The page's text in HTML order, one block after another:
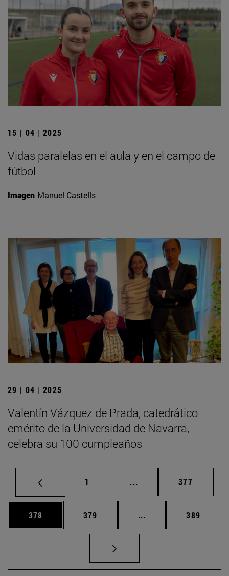
15 | 04 | 2025
Vidas paralelas en el aula y en el campo de
fútbol
Imagen Manuel Castells
29 | 04 | 2025
Valentín Vázquez de Prada, catedrático
emérito de la Universidad de Navarra,
celebra su 100 cumpleaños
Página
1 ... Páginas intermedias
Página
377
Página
378 Página
379 ... Páginas intermedias
Página
389